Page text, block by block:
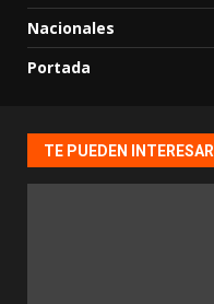
Nacionales
Portada
TE PUEDEN INTERESAR